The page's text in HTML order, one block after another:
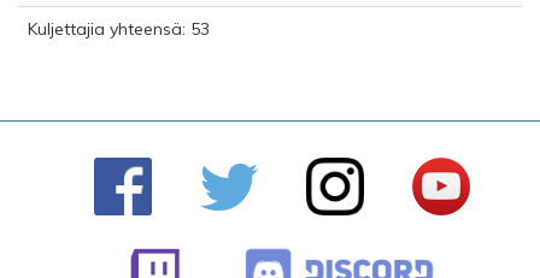
Kuljettajia yhteensä: 53